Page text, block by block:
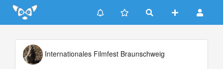
Update cookies preferences
Internationales Filmfest Braunschweig